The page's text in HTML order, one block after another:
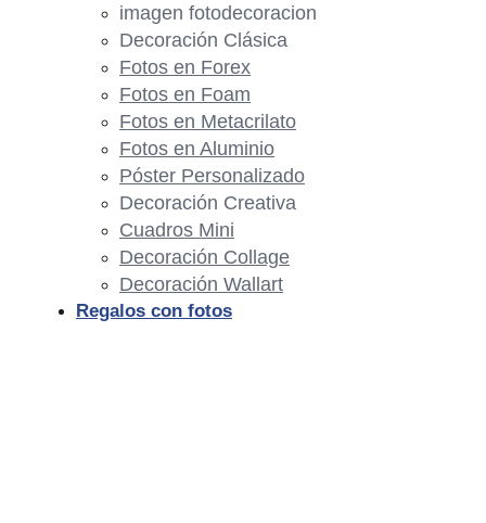
imagen fotodecoracion
Decoración Clásica
Fotos en Forex
Fotos en Foam
Fotos en Metacrilato
Fotos en Aluminio
Póster Personalizado
Decoración Creativa
Cuadros Mini
Decoración Collage
Decoración Wallart
Regalos con fotos